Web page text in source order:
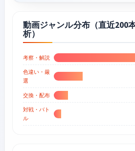
動画ジャンル分布（直近200
析）
考察・解説
色違い・厳
選
交換・配布
対戦・バト
ル